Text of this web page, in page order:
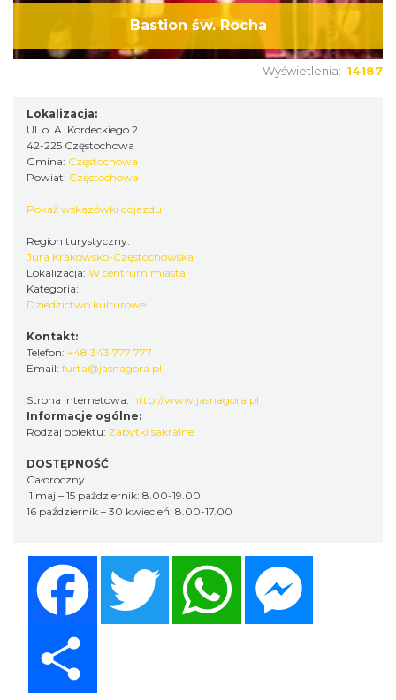
Bastion św. Rocha
Wyświetlenia: 14187
Lokalizacja:
Ul. o. A. Kordeckiego 2
42-225 Częstochowa
Gmina: Częstochowa
Powiat: Częstochowa
Pokaż wskazówki dojazdu
Region turystyczny:
Jura Krakowsko-Częstochowska
Lokalizacja: W centrum miasta
Kategoria:
Dziedzictwo kulturowe
Kontakt:
Telefon: +48 343 777 777
Email: furta@jasnagora.pl
Strona internetowa: http://www.jasnagora.pl
Informacje ogólne:
Rodzaj obiektu: Zabytki sakralne
DOSTĘPNOŚĆ
Całoroczny
1 maj – 15 październik: 8.00-19.00
16 październik – 30 kwiecień: 8.00-17.00
Twitter WhatsApp